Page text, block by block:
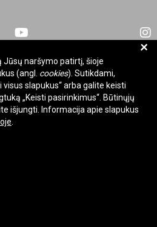
komisija. Visos teisės saugomos.
+
naršymo patirtį, šioje
(angl. cookies). Sutikdami,
slapukus“ arba galite keisti
„Keisti pasirinkimus“. Būtinųjų
išjungti. Informacija apie slapukus